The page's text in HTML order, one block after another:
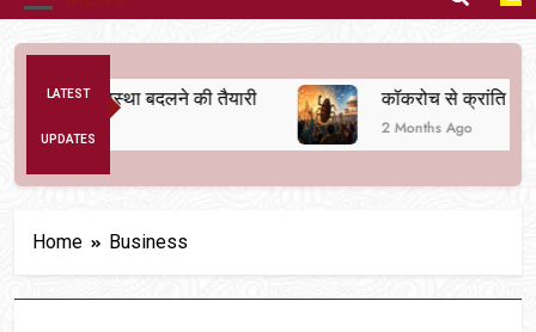
LATEST
UPDATES
व्यवस्था बदलने की तैयारी कॉकरोच से क्रांति तक
2 Months Ago
Home Business